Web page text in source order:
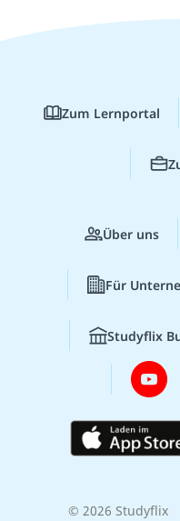
Zum Lernportal
Über uns
Für
Studyflix
© 2026 Studyflix